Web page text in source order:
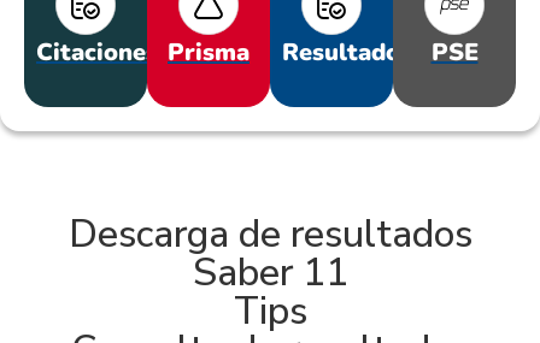
Citaciones Prisma Resultados PSE
Descarga de resultados
Saber 11
Tips